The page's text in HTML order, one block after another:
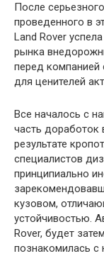
После
проведенного в
Land Rover
рынка
перед
для ценителей
Все началось с
часть
результате
специалистов
принципиально
кузовом,
устойчивостью.
Rover, будет
познакомилась с